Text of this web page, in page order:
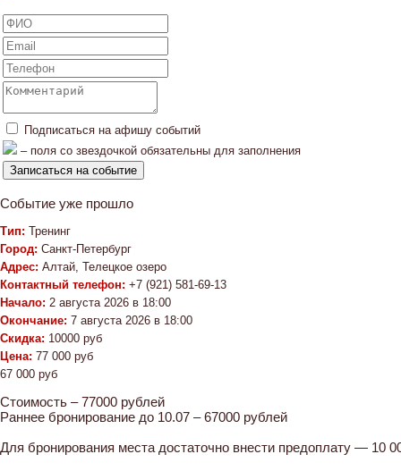
Подписаться на афишу событий
– поля со звездочкой обязательны для заполнения
Событие уже прошло
Тип: Тренинг
Город: Санкт-Петербург
Адрес: Алтай, Телецкое озеро
Контактный телефон: +7 (921) 581-69-13
Начало: 2 августа 2026 в 18:00
Окончание: 7 августа 2026 в 18:00
Скидка: 10000 руб
Цена: 77 000 руб
67 000 руб
Стоимость – 77000 рублей
Раннее бронирование до 10.07 – 67000 рублей
Для бронирования места достаточно внести предоплату — 10